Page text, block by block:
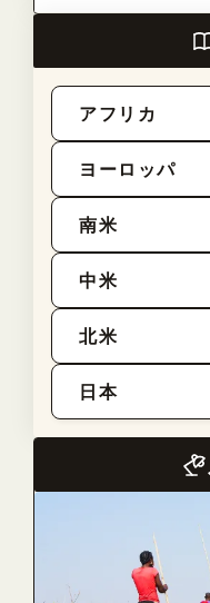
アフリカ
ヨーロッパ
南米
中米
北米
日本